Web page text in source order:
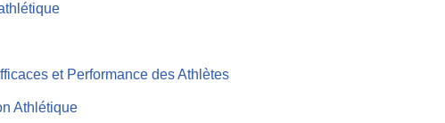
et Performance des Athlètes
Athlétique